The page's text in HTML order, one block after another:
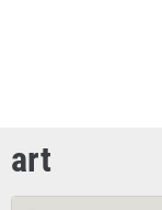
art